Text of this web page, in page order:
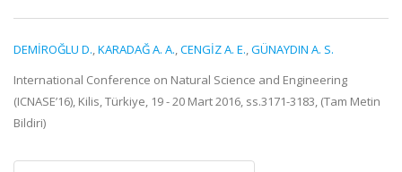
DEMİROĞLU D.,KARADAĞ A. A.,CENGİZ A. E.,GÜNAYDIN A. S.
International Conference on Natural Science and Engineering
(ICNASE’16), Kilis, Türkiye, 19 - 20 Mart 2016, ss.3171-3183, (Tam Metin
Bildiri)